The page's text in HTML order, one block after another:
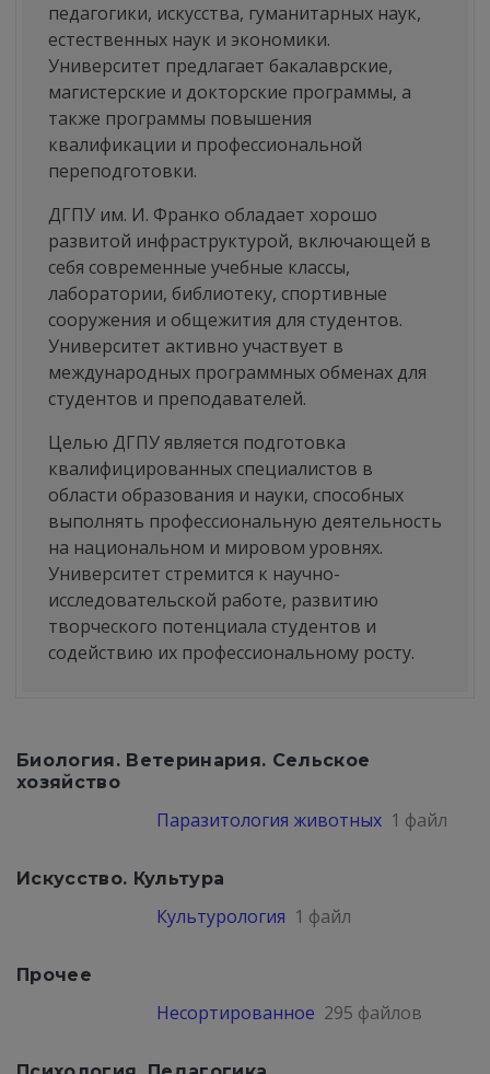
педагогики, искусства, гуманитарных наук,
естественных наук и экономики.
Университет предлагает бакалаврские,
магистерские и докторские программы, а
также программы повышения
квалификации и профессиональной
переподготовки.
ДГПУ им. И. Франко обладает хорошо
развитой инфраструктурой, включающей в
себя современные учебные классы,
лаборатории, библиотеку, спортивные
сооружения и общежития для студентов.
Университет активно участвует в
международных программных обменах для
студентов и преподавателей.
Целью ДГПУ является подготовка
квалифицированных специалистов в
области образования и науки, способных
выполнять профессиональную деятельность
на национальном и мировом уровнях.
Университет стремится к научно-
исследовательской работе, развитию
творческого потенциала студентов и
содействию их профессиональному росту.
Биология. Ветеринария. Сельское
хозяйство
Паразитология животных 1 файл
Искусство. Культура
Культурология 1 файл
Прочее
Несортированное 295 файлов